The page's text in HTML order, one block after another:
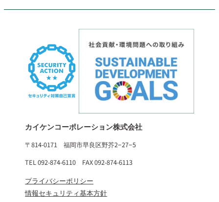
カイケンコーポレーション株式会社
〒814-0171 福岡市早良区野芥2−27−5
TEL 092-874-6110 FAX 092-874-6113
プライバシーポリシー
情報セキュリティ基本方針